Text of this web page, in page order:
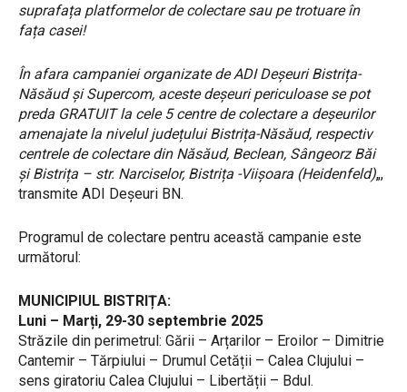
suprafața platformelor de colectare sau pe trotuare în
fața casei!
În afara campaniei organizate de ADI Deșeuri Bistrița-
Năsăud și Supercom, aceste deșeuri periculoase se pot
preda GRATUIT la cele 5 centre de colectare a deșeurilor
amenajate la nivelul județului Bistrița-Năsăud, respectiv
centrele de colectare din Năsăud, Beclean, Sângeorz Băi
și Bistrița – str. Narciselor, Bistrița -Viișoara (Heidenfeld)„,
transmite ADI Deșeuri BN.
Programul de colectare pentru această campanie este
următorul:
MUNICIPIUL BISTRIȚA:
Luni – Marți, 29-30 septembrie 2025
Străzile din perimetrul: Gării – Arțarilor – Eroilor – Dimitrie
Cantemir – Tărpiului – Drumul Cetății – Calea Clujului –
sens giratoriu Calea Clujului – Libertății – Bdul.